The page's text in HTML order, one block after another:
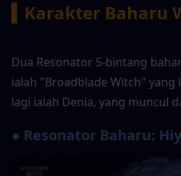
▍Karakter Baharu
Dua Resonator 5-bintang
ialah "Broadblade Witch" yang
lagi ialah Denia, yang muncul
● Resonator Baharu: